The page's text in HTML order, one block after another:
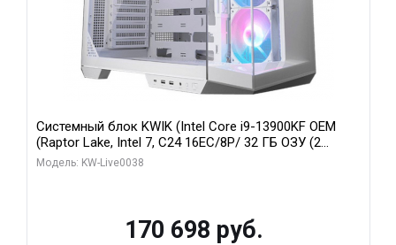
Системный блок KWIK (Intel Core i9-13900KF OEM
(Raptor Lake, Intel 7, C24 16EC/8P/ 32 ГБ ОЗУ (2
модуля)/ Gigabyte RX9070XT GAMING OC 16GB GDDR6
Модель: KW-Live0038
170 698 руб.